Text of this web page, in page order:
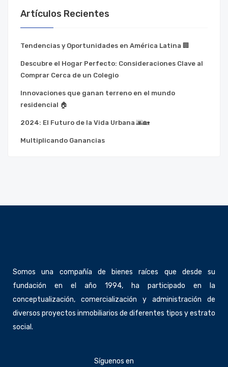
Artículos Recientes
Tendencias y Oportunidades en América Latina 🏢
Descubre el Hogar Perfecto: Consideraciones Clave al
Comprar Cerca de un Colegio
Innovaciones que ganan terreno en el mundo
residencial 🏠
2024: El Futuro de la Vida Urbana 🌆🏡
Multiplicando Ganancias
Somos una compañía de bienes raíces que desde su
fundación en el año 1994, ha participado en la
conceptualización, comercialización y administración de
diversos proyectos inmobiliarios de diferentes tipos y estrato
social.
Síguenos en